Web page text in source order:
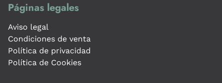
Páginas legales
Aviso legal
Condiciones de venta
Política de privacidad
Política de Cookies